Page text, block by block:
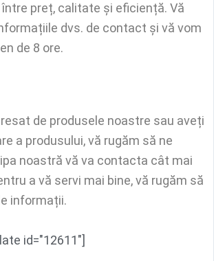
preț, calitate și eficiență. Vă
dvs. de contact și vă vom
de 8 ore.
de produsele noastre sau aveți
a produsului, vă rugăm să ne
noastră vă va contacta cât mai
a vă servi mai bine, vă rugăm să
informații.
id="12611"]